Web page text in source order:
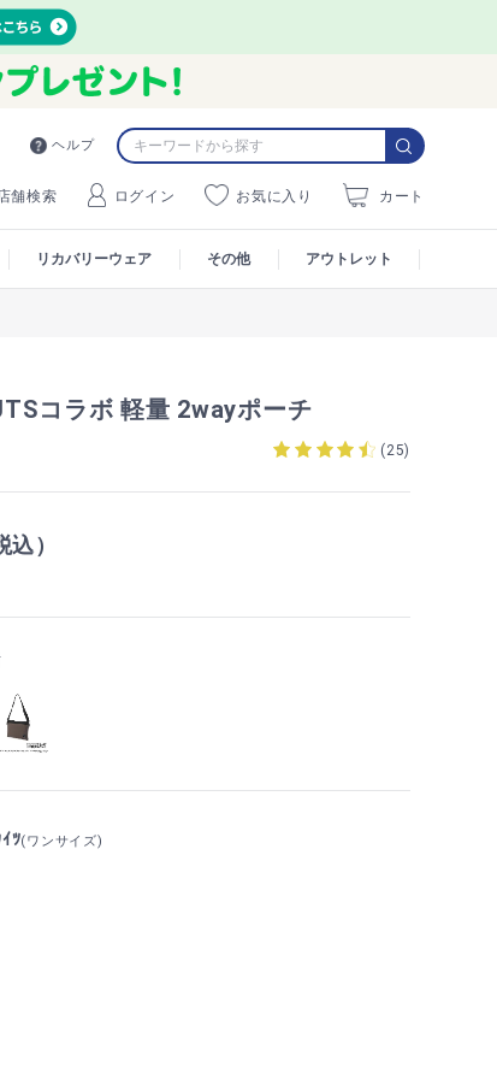
ヘルプ
舗検索 ログイン お気に入り カート
リカバリーウェア その他 アウトレット
コラボ 軽量 2wayポーチ
(25)
込）
ﾂ(ワンサイズ)